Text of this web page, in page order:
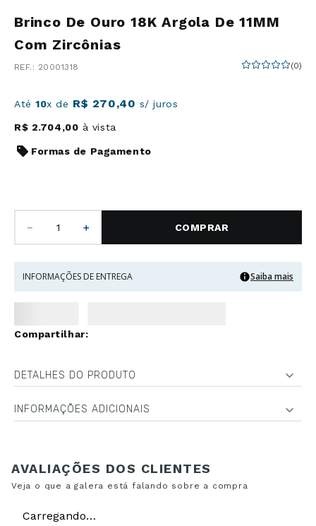
Brinco De Ouro 18K Argola De 11MM
Com Zircônias
: 20001318 (0)
Até10x de R$ 270,40 s/ juros
R$ 2.704,00 à vista
Formas de Pagamento
＋
－ COMPRAR
INFORMAÇÕES DE ENTREGA Saiba mais
DETALHES DO PRODUTO
INFORMAÇÕES ADICIONAIS
Carregando…